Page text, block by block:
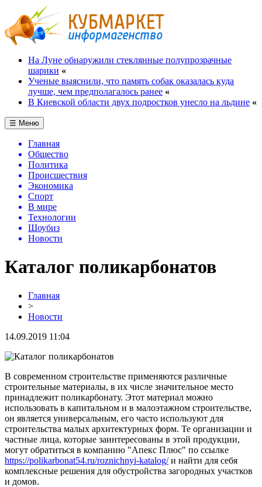
На Луне обнаружили стеклянные полупрозрачные
шарики «
Ученые выяснили, что память собак оказалась куда
лучше, чем предполагалось ранее «
В Киевской области двух подростков унесло на льдине «
☰ Меню
Главная
Общество
Политика
Происшествия
Экономика
Спорт
В мире
Технологии
Шоубиз
Новости
Каталог поликарбонатов
Главная
>
Новости
14.09.2019 11:04
В современном строительстве применяются различные
строительные материалы, в их числе значительное место
принадлежит поликарбонату. Этот материал можно
использовать в капитальном и в малоэтажном строительстве,
он является универсальным, его часто используют для
строительства малых архитектурных форм. Те организации и
частные лица, которые заинтересованы в этой продукции,
могут обратиться в компанию "Апекс Плюс" по ссылке
https://polikarbonat54.ru/roznichnyi-katalog/и найти для себя
комплексные решения для обустройства загородных участков
и домов.